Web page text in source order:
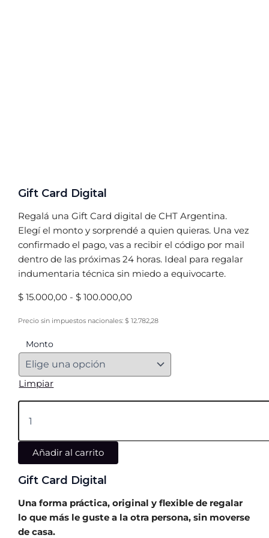
Gift Card Digital
Regalá una Gift Card digital de CHT Argentina.
Elegí el monto y sorprendé a quien quieras. Una vez
confirmado el pago, vas a recibir el código por mail
dentro de las próximas 24 horas. Ideal para regalar
indumentaria técnica sin miedo a equivocarte.
$ 15.000,00 - $ 100.000,00
Precio sin impuestos nacionales:$ 12.782,28
Monto
Limpiar
Añadir al carrito
Gift Card Digital
Una forma práctica, original y flexible de regalar
lo que más le guste a la otra persona, sin moverse
de casa.